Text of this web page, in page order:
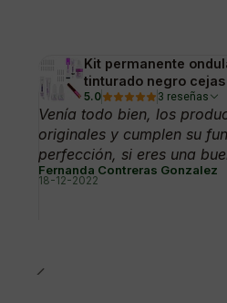
Kit permanente
tinturado negro
5.0 3 reseñas
Venía todo bien, los
originales y cumplen su
perfección, si eres una
Fernanda Contreras Gonzalez
18-12-2022